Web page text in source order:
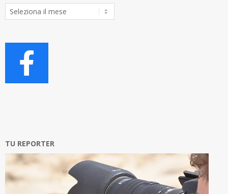
Archivio
Articoli
TU REPORTER